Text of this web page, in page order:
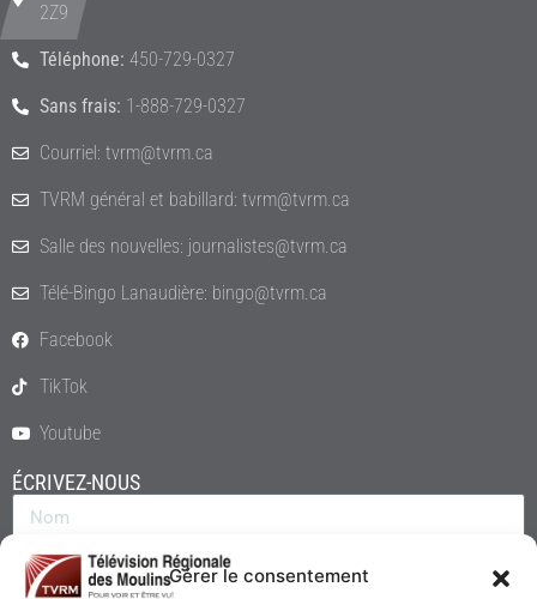
Gérer le consentement
2Z9
Téléphone: 450-729-0327
Sans frais: 1-888-729-0327
Courriel: tvrm@tvrm.ca
TVRM général et babillard: tvrm@tvrm.ca
Salle des nouvelles: journalistes@tvrm.ca
Télé-Bingo Lanaudière: bingo@tvrm.ca
Facebook
TikTok
Youtube
ÉCRIVEZ-NOUS